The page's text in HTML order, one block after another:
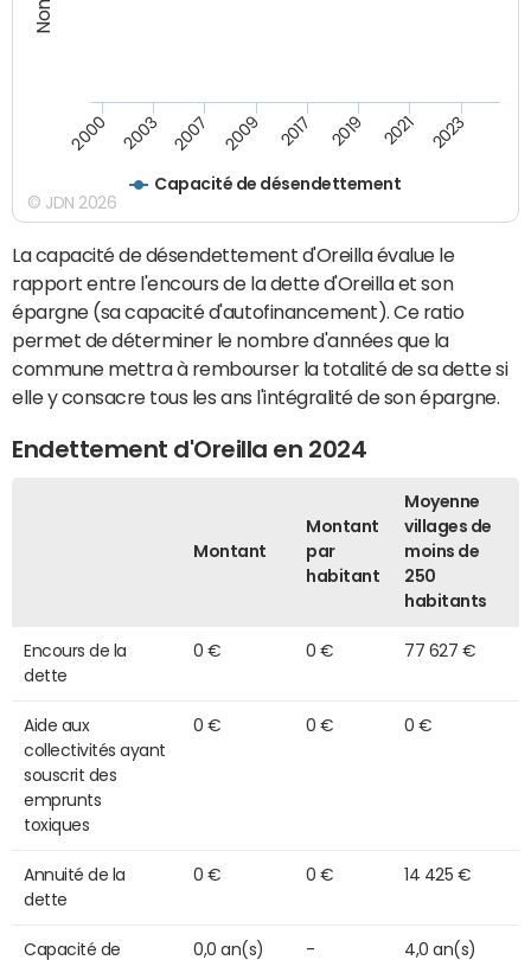
Capacité de désendettement
2000 2003 2007 2009 2017 2019 2021 2023
© JDN 2026
La capacité de désendettement d'Oreilla évalue le
rapport entre l'encours de la dette d'Oreilla et son
épargne (sa capacité d'autofinancement). Ce ratio
permet de déterminer le nombre d'années que la
commune mettra à rembourser la totalité de sa dette si
elle y consacre tous les ans l'intégralité de son épargne.
Endettement d'Oreilla en 2024
Montant
Montant
par
habitant
Moyenne
villages de
moins de
250
habitants
Encours de la
dette
0 € 0 € 77 627 €
Aide aux
collectivités ayant
souscrit des
emprunts
toxiques
0 € 0 € 0 €
Annuité de la
dette
0 € 0 € 14 425 €
Capacité de
0,0 an(s) - 4,0 an(s)